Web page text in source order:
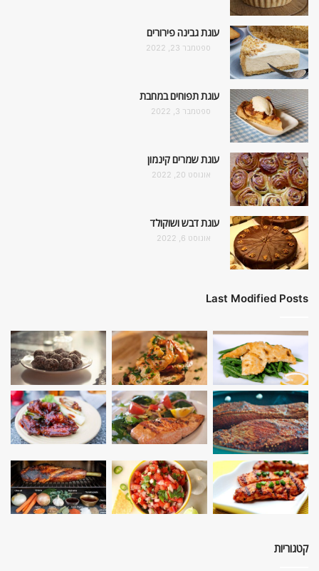
עוגת גבינה פירורים
ספטמבר 23, 2022
עוגת תפוחים במחבת
ספטמבר 3, 2022
עוגת שמרים קינמון
אוגוסט 20, 2022
עוגת דבש ושוקולד
אוגוסט 6, 2022
Last Modified Posts
קטגוריות